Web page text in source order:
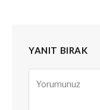
YANIT BIRAK